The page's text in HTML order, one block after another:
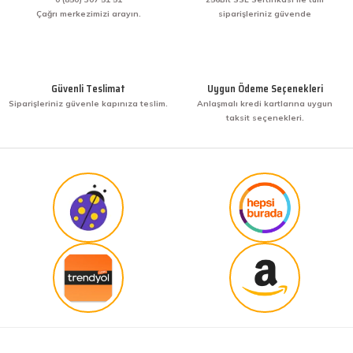
hızlı teslimat ve güvenirlik ne derseniz var.
veriş yaptım. İşine sahip çıkmak ve işini hakkıyla
hızlı teslimat ve güvenirlik ne derseniz var.
K... G... | 09/10/2025
Uygun fiyat,kaliteli ürün
Osman Bilge | 20/06/2025
Kalın misina ile uyumlumudur
Çağrı merkezimizi arayın.
siparişleriniz güvende
Güvenli Teslimat
Siparişleriniz güvenle kapınıza teslim.
Uygun Ödeme Seçenekleri
Anlaşmalı kredi kartlarına uygun
taksit seçenekleri.